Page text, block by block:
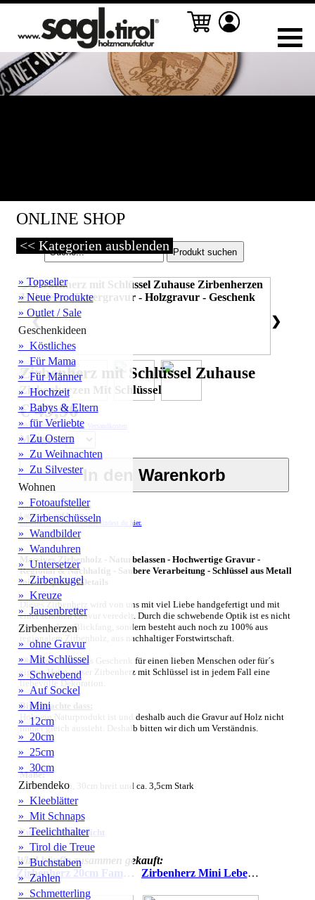
ONLINE SHOP
<< Kategorien ausblenden
» Topseller
» Neue Produkte
» Outlet / Sale
Geschenkideen
» Köstliches
» Für Mama
» Für Männer
» Hochzeit
» Babys & Eltern
» für Verliebte
» Zu Ostern
» Zu Weihnachten
» Zu Silvester
Wohnen
» Fotoaufsteller
» Zirbenschüsseln
» Wandbilder
» Wanduhren
» Untersetzer
» Zirbenkugel
» Kreuze
» Jausenbretter
Zirbenherzen
» ohne Gravur
» Mit Schlüssel
» Schwebend
» Auf Sockel
» Mini
» 12cm
» 20cm
» 25cm
» 30cm
Zirbendeko
» Kleeblätter
» Mit Schnaps
» Teelichthalter
» Tirol die Treue
» Buchstaben
» Zahlen
» Schmetterling
❮ ❯
Zirbenherz mit Schlüssel Zuhause
Zirbenherzen Mit Schlüssel
€ 49,90
inkl. 20% MwSt.zzgl. Versandkosten
Menge
Artikelnummer:HZ1589
Lagerstand:auf Lager
Informationen zur Lieferzeit findest du hier.
Massives Zirbenholz - Naturbelassen - Hochwertige Gravur -
Regional & Nachhaltig - Saubere Verarbeitung - Schlüssel aus Metall
mit verspielten Details
Dieses Zirbenherz wird von uns mit viel Liebe handgefertigt und mit
einer schönen Gravur veredelt. Durch die schwebende Optik ist es nicht
nur ein echter Blickfang, sondern besteht auch noch zu 100% aus
regionalem Zirbenholz, aus nachhaltiger Forstwirtschaft.
Ob als persönliches Geschenk für einen lieben Menschen oder für´s
eigene Heim, unser Zirbenherz mit Schlüssel ist in jedem Fall eine
liebevolle Dekoration.
Bitte beachte dass:
Holz ein Naturprodukt ist und deshalb auch die Gravur auf Holz nicht
immer gleich aussieht. Deshalb bitten wir dich um Verständnis.
Maße:
ca.20cm hoch, 30cm breit und ca. 3,5cm Stark
Zurück zur Übersicht
Wird häufig zusammen gekauft:
Zirbenherz 20cm Familie ist alles
Zirbenherz Mini Lebe Liebe Lache